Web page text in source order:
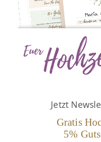
Jetzt
Gratis
5%